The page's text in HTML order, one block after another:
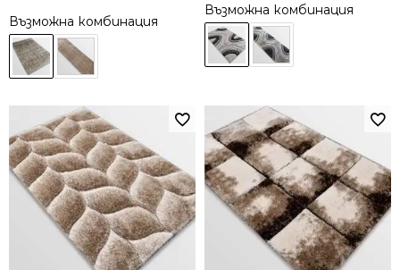
Възможна комбинация
Възможна комбинация